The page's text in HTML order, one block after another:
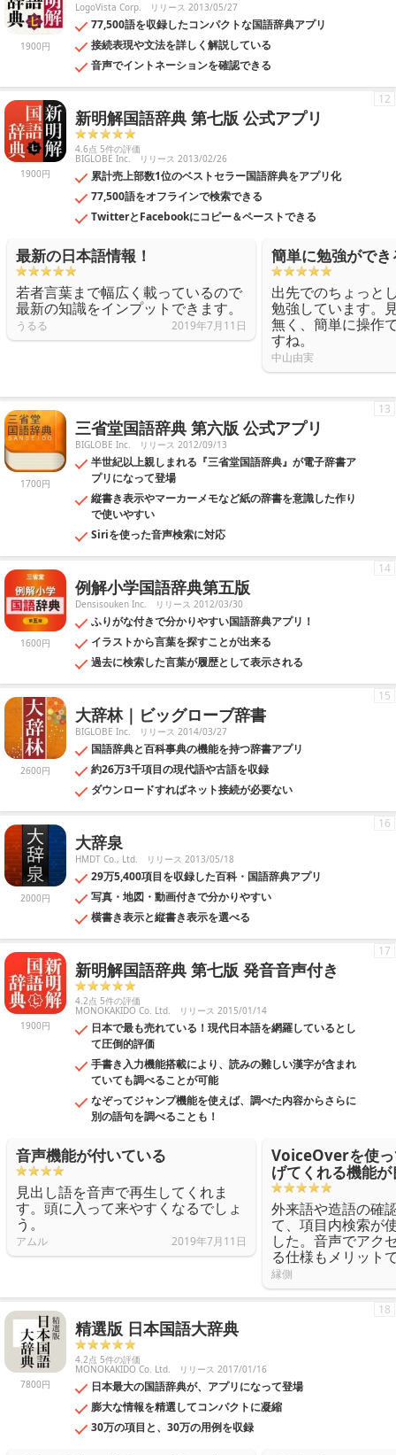
1900円
LogoVista Corp. リリース 2013/05/27
77,500語を収録したコンパクトな国語辞典アプリ
接続表現や文法を詳しく解説している
音声でイントネーションを確認できる
1900円
新明解国語辞典 第七版 公式アプリ
4.6点 5件の評価
BIGLOBE Inc. リリース 2013/02/26
累計売上部数1位のベストセラー国語辞典をアプリ化
77,500語をオフラインで検索できる
TwitterとFacebookにコピー＆ペーストできる
12
最新の日本語情報！
若者言葉まで幅広く載っているので
最新の知識をインプットできます。
うるる 2019年7月11日
簡単に勉強ができ
出先でのちょっと
勉強しています。
無く、簡単に操作
すね。
中山由実
1700円
三省堂国語辞典 第六版 公式アプリ
BIGLOBE Inc. リリース 2012/09/13
半世紀以上親しまれる『三省堂国語辞典』が電子辞書ア
プリになって登場
縦書き表示やマーカーメモなど紙の辞書を意識した作り
で使いやすい
Siriを使った音声検索に対応
13
1600円
例解小学国語辞典第五版
Densisouken Inc. リリース 2012/03/30
ふりがな付きで分かりやすい国語辞典アプリ！
イラストから言葉を探すことが出来る
過去に検索した言葉が履歴として表示される
14
2600円
大辞林｜ビッグローブ辞書
BIGLOBE Inc. リリース 2014/03/27
国語辞典と百科事典の機能を持つ辞書アプリ
約26万3千項目の現代語や古語を収録
ダウンロードすればネット接続が必要ない
15
2000円
大辞泉
HMDT Co., Ltd. リリース 2013/05/18
29万5,400項目を収録した百科・国語辞典アプリ
写真・地図・動画付きで分かりやすい
横書き表示と縦書き表示を選べる
16
1900円
新明解国語辞典 第七版 発音音声付き
4.2点 5件の評価
MONOKAKIDO Co. Ltd. リリース 2015/01/14
日本で最も売れている！現代日本語を網羅しているとし
て圧倒的評価
手書き入力機能搭載により、読みの難しい漢字が含まれ
ていても調べることが可能
なぞってジャンプ機能を使えば、調べた内容からさらに
別の語句を調べることも！
17
音声機能が付いている
見出し語を音声で再生してくれま
す。頭に入って来やすくなるでしょ
う。
アムル 2019年7月11日
VoiceOverを使
げてくれる機能が
外来語や造語の確
て、項目内検索が
した。音声でアク
る仕様もメリット
縁側
7800円
精選版 日本国語大辞典
4.2点 5件の評価
MONOKAKIDO Co. Ltd. リリース 2017/01/16
日本最大の国語辞典が、アプリになって登場
膨大な情報を精選してコンパクトに凝縮
30万の項目と、30万の用例を収録
18